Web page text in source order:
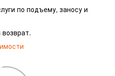
по подъему, заносу и